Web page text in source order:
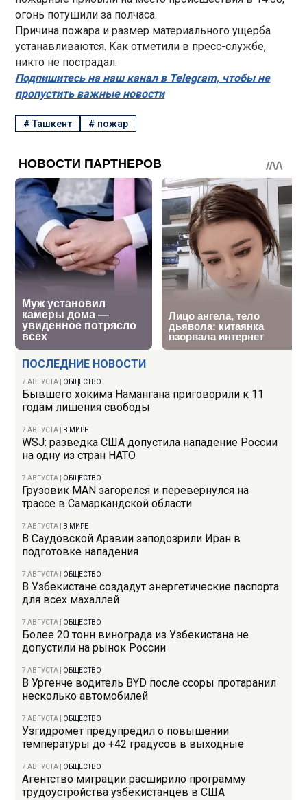
ПОСЛЕДНИЕ НОВОСТИ
7 АВГУСТА ОБЩЕСТВО
Бывшего хокима Намангана приговорили к 11
годам лишения свободы
7 АВГУСТА В МИРЕ
WSJ: разведка США допустила нападение России
на одну из стран НАТО
7 АВГУСТА ОБЩЕСТВО
Грузовик MAN загорелся и перевернулся на
трассе в Самаркандской области
7 АВГУСТА В МИРЕ
В Саудовской Аравии заподозрили Иран в
подготовке нападения
7 АВГУСТА ОБЩЕСТВО
В Узбекистане создадут энергетические паспорта
для всех махаллей
7 АВГУСТА ОБЩЕСТВО
Более 20 тонн винограда из Узбекистана не
допустили на рынок России
7 АВГУСТА ОБЩЕСТВО
В Ургенче водитель BYD после ссоры протаранил
несколько автомобилей
7 АВГУСТА ОБЩЕСТВО
Узгидромет предупредил о повышении
температуры до +42 градусов в выходные
7 АВГУСТА ОБЩЕСТВО
Агентство миграции расширило программу
трудоустройства узбекистанцев в США
огонь потушили за полчаса.
Причина пожара и размер материального ущерба
устанавливаются. Как отметили в пресс-службе,
никто не пострадал.
Подпишитесь на наш канал в Telegram, чтобы не
пропустить важные новости
#Ташкент # пожар